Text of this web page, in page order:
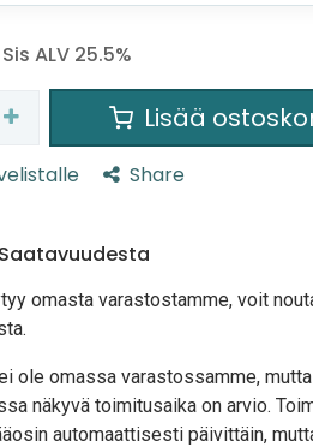
Sis ALV 25.5%
Lisää
Share
omasta varastostamme, voit
ole omassa varastossamme,
näkyvä toimitusaika on arvio.
automaattisesti päivittäin,